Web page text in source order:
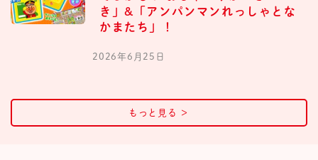
き」&「アンパンマンれっしゃとな
かまたち」！
2026年6月25日
もっと見る ＞